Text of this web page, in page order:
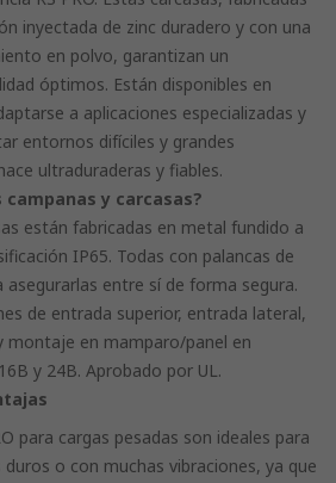
inyectada de zinc duradero y con una
en polvo, garantizan un
óptimos. Están disponibles en
a aplicaciones especializadas y
entornos difíciles y grandes
ultraduraderas y fiables.
y carcasas?
están fabricadas en metal fundido a
IP65. Todas con palancas de
entre sí de forma segura.
de entrada superior, entrada lateral,
montaje en mamparo/panel en
y 24B. Aprobado por UL.
para cargas pesadas son ideales para
o con muchas vibraciones, ya que